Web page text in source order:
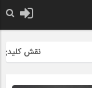
نقش کلیدی